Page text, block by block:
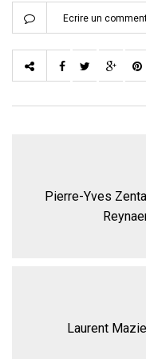
Ecrire un
Pierre-Yves
Laurent